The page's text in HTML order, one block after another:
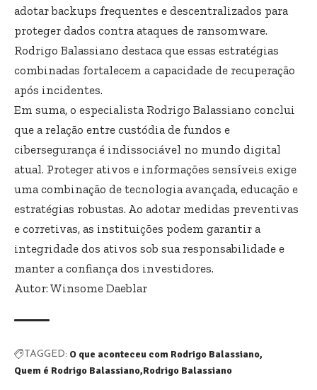
adotar backups frequentes e descentralizados para
proteger dados contra ataques de ransomware.
Rodrigo Balassiano destaca que essas estratégias
combinadas fortalecem a capacidade de recuperação
após incidentes.
Em suma, o especialista Rodrigo Balassiano conclui
que a relação entre custódia de fundos e
cibersegurança é indissociável no mundo digital
atual. Proteger ativos e informações sensíveis exige
uma combinação de tecnologia avançada, educação e
estratégias robustas. Ao adotar medidas preventivas
e corretivas, as instituições podem garantir a
integridade dos ativos sob sua responsabilidade e
manter a confiança dos investidores.
Autor: Winsome Daeblar
TAGGED: O que aconteceu com Rodrigo Balassiano
Quem é Rodrigo Balassiano Rodrigo Balassiano